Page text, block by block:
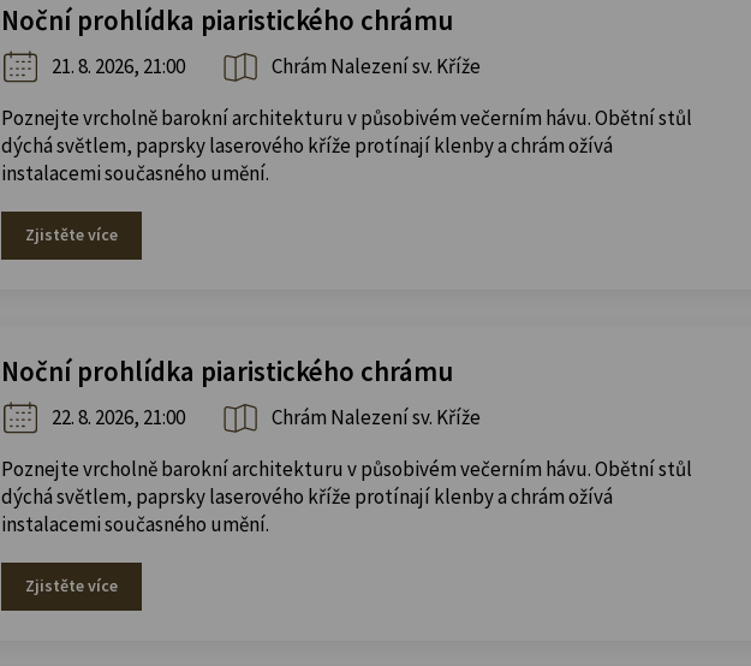
Noční prohlídka piaristického chrámu
21. 8. 2026, 21:00
Chrám Nalezení sv. Kříže
Poznejte vrcholně barokní architekturu v působivém večerním hávu. Obětní stůl
dýchá světlem, paprsky laserového kříže protínají klenby a chrám ožívá
instalacemi současného umění.
Zjistěte více
Noční prohlídka piaristického chrámu
22. 8. 2026, 21:00
Chrám Nalezení sv. Kříže
Poznejte vrcholně barokní architekturu v působivém večerním hávu. Obětní stůl
dýchá světlem, paprsky laserového kříže protínají klenby a chrám ožívá
instalacemi současného umění.
Zjistěte více